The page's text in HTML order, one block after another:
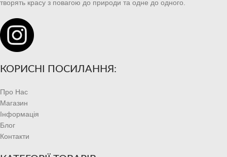
творять красу з повагою до природи та одне до одного.
КОРИСНІ ПОСИЛАННЯ:
Про Нас
Магазин
Інформація
Блог
Контакти